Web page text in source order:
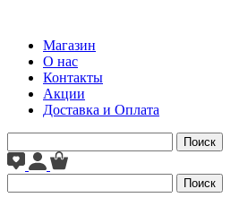
Магазин
О нас
Контакты
Акции
Доставка и Оплата
Поиск
Поиск